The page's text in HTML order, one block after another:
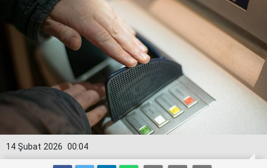
00:04
14 Şubat 2026